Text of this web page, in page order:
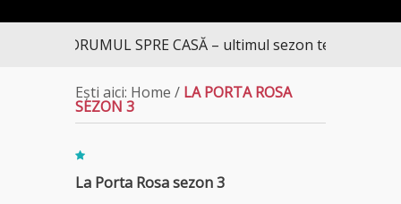
DRUMUL SPRE CASĂ – ultimul sezon te aduce la
Ești aici: Home / LA PORTA ROSA
SEZON 3
La Porta Rosa sezon 3